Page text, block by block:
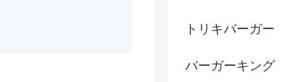
トリキバーガー
バーガーキング